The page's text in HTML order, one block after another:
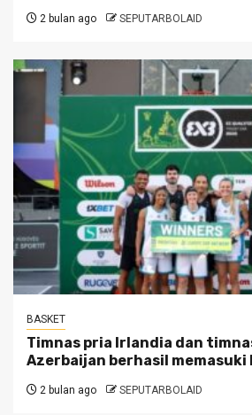
2 bulan ago SEPUTARBOLAID
BASKET
Timnas pria Irlandia dan
Azerbaijan berhasil memasuki
2 bulan ago SEPUTARBOLAID